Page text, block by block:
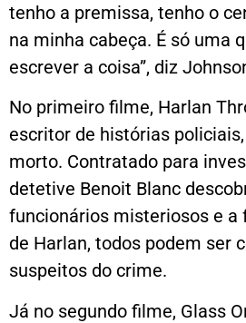
tenho a premissa, tenho o
na minha cabeça. É só uma
escrever a coisa”, diz
No primeiro filme, Harlan
escritor de histórias
morto. Contratado para
detetive Benoit Blanc
funcionários misteriosos e
de Harlan, todos podem ser
suspeitos do crime.
Já no segundo filme, Glass